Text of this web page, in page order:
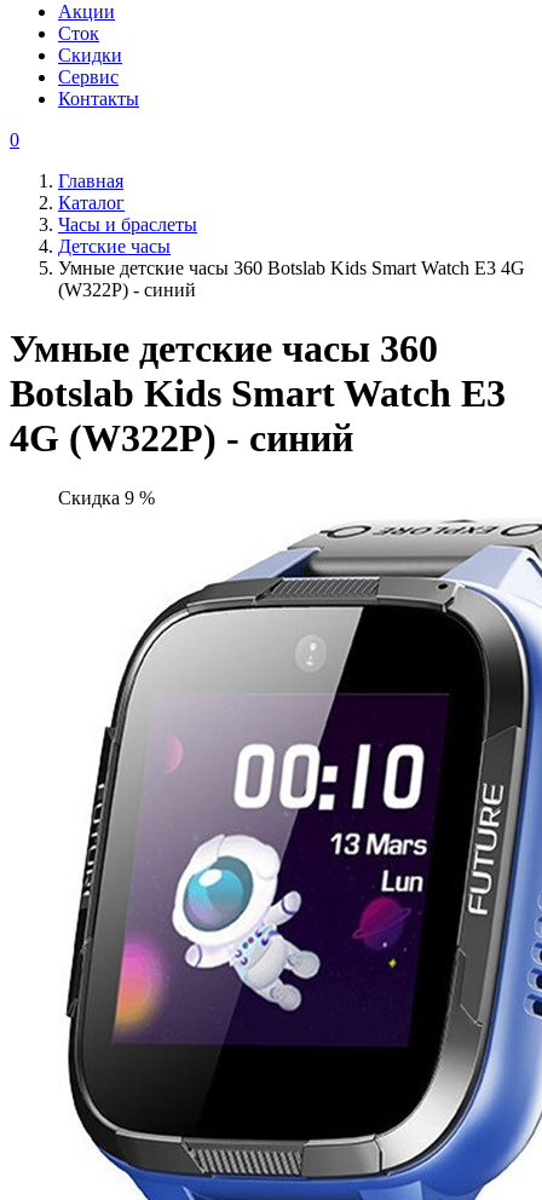
Акции
Сток
Скидки
Сервис
Контакты
0
Главная
Каталог
Часы и браслеты
Детские часы
Умные детские часы 360 Botslab Kids Smart Watch E3 4G
(W322P) - синий
Умные детские часы 360
Botslab Kids Smart Watch E3
4G (W322P) - синий
Скидка 9 %